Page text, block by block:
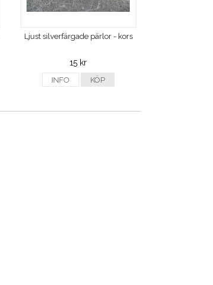
Ljust silverfärgade pärlor - kors
15 kr
INFO KÖP